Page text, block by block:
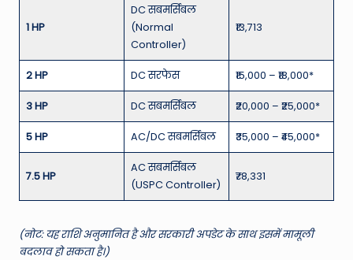
1 HP
DC सबमर्सिबल
(Normal
Controller)
₹13,713
2 HP DC सरफेस ₹15,000 – ₹18,000*
3 HP DC सबमर्सिबल ₹20,000 – ₹25,000*
5 HP AC/DC सबमर्सिबल ₹35,000 – ₹45,000*
7.5 HP
AC सबमर्सिबल
(USPC Controller)
₹78,331
(नोट: यह राशि अनुमानित है और सरकारी अपडेट के साथ इसमें मामूली
बदलाव हो सकता है।)